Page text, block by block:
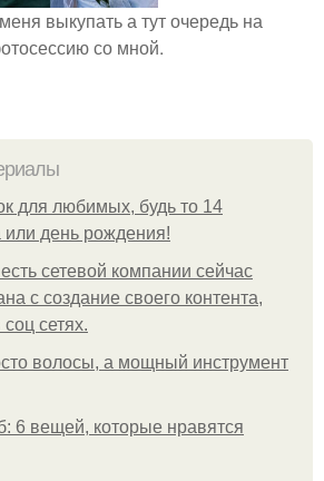
выкупать а тут очередь на
со мной.
для любимых, будь то 14
день рождения!
сетевой компании сейчас
с создание своего контента,
сетях.
волосы, а мощный инструмент
6 вещей, которые нравятся